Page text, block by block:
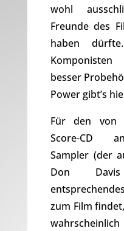
wohl
Freunde des
haben
besser
Power gibt’s
Für den von
Score-CD
Sampler (der
Don
zum Film